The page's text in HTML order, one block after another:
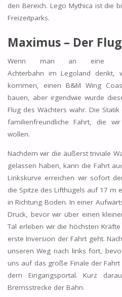
den Bereich. Lego Mythica ist die
Freizeitparks.
Maximus – Der
Wenn man an eine
Achterbahn im Legoland denkt,
kommen, einen B&M Wing
bauen, aber irgendwie wurde
Flug des Wächters wahr. Die
familienfreundliche Fahrt, die
wollen.
Nachdem wir die äußerst triviale
gelassen haben, kann die Fahrt
Linkskurve erreichen wir sofort
die Spitze des Lifthügels auf 17 m
in Richtung Boden. In einer
Druck, bevor wir über einen
Tal erleben wir die höchsten
erste Inversion der Fahrt geht.
unseren Weg nach links fort,
uns auf das große Finale der
dem Eingangsportal. Kurz
Bremsstrecke der Bahn.